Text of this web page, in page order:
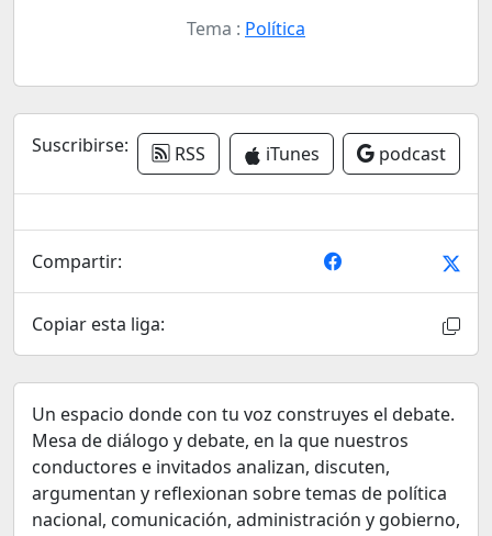
Tema : Política
Suscribirse: RSS iTunes podcast
Compartir:
Copiar esta liga:
Un espacio donde con tu voz construyes el debate.
Mesa de diálogo y debate, en la que nuestros
conductores e invitados analizan, discuten,
argumentan y reflexionan sobre temas de política
nacional, comunicación, administración y gobierno,